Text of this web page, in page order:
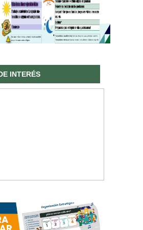
INTERÉS